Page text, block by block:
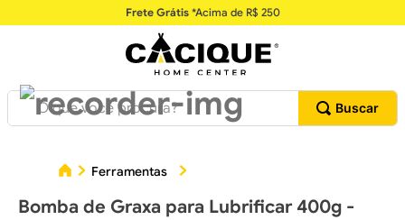
Frete Grátis*Acima de R$ 250
O que você procura?
Ferramentas
Bomba de Graxa para Lubrificar 400g -